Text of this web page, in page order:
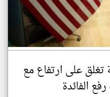
تغلق على ارتفاع مع
الفائدة